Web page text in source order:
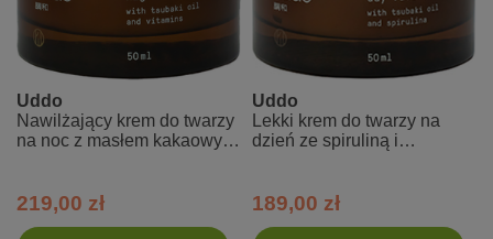
Uddo
Nawilżający krem do twarzy
na noc z masłem kakaowym
219,00 zł
Uddo
Lekki krem do twarzy na
dzień ze spiruliną i
189,00 zł